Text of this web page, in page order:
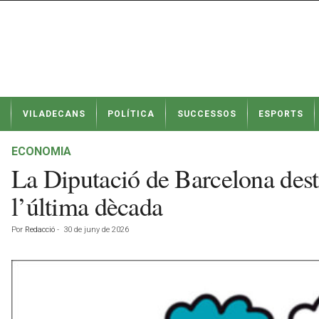
t
VILADECANS POLÍTICA SUCCESSOS ESPORTS
ECONOMIA
La Diputació de Barcelona
l’última dècada
Por Redacció - 30 de juny de 2026